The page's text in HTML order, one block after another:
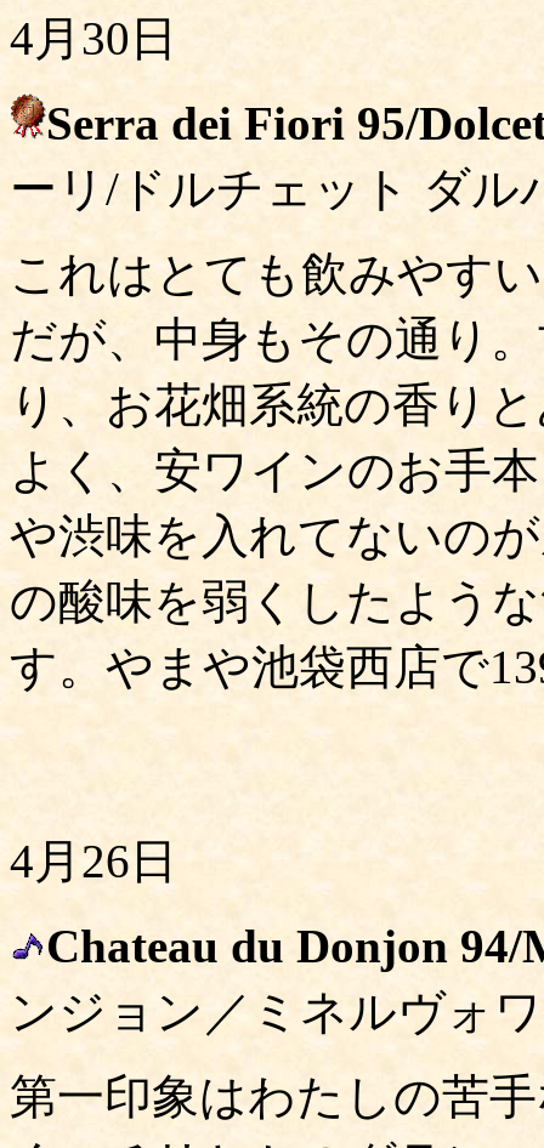
4月30日
Serra dei Fiori 95/
ーリ/ドルチェット ダル
これはとても飲みやす
だが、中身もその通り
り、お花畑系統の香り
よく、安ワインのお手
や渋味を入れてないの
の酸味を弱くしたよう
す。やまや池袋西店で
4月26日
Chateau du Donjon 94/
ンジョン／ミネルヴォ
第一印象はわたしの苦